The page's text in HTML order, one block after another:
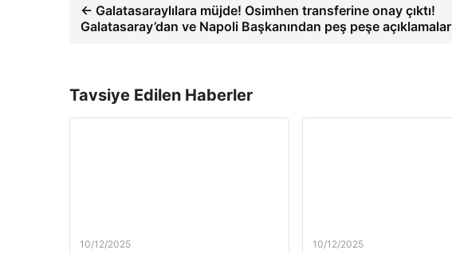
← Galatasaraylılara müjde! Osimhen transferine onay çıktı!
Galatasaray’dan ve Napoli Başkanından peş peşe açıklamalar
Tavsiye Edilen Haberler
10/12/2025 10/12/2025